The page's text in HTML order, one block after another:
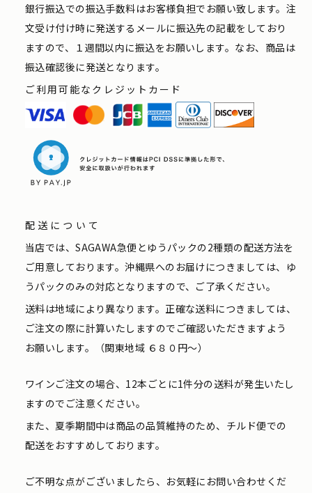
銀行振込での振込手数料はお客様負担でお願い致します。注
文受け付け時に発送するメールに振込先の記載をしており
ますので、１週間以内に振込をお願いします。なお、商品は
振込確認後に発送となります。
ご利用可能なクレジットカード
配送について
当店では、SAGAWA急便とゆうパックの2種類の配送方法を
ご用意しております。沖縄県へのお届けにつきましては、ゆ
うパックのみの対応となりますので、ご了承ください。
送料は地域により異なります。正確な送料につきましては、
ご注文の際に計算いたしますのでご確認いただきますよう
お願いします。（関東地域 ６８０円〜）
ワインご注文の場合、12本ごとに1件分の送料が発生いたし
ますのでご注意ください。
また、夏季期間中は商品の品質維持のため、チルド便での
配送をおすすめしております。
ご不明な点がございましたら、お気軽にお問い合わせくだ